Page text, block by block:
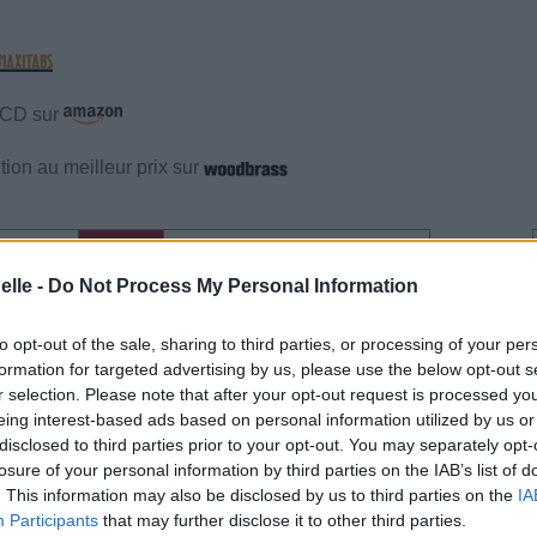
- Do Not Process My Personal Information
opt-out of the sale, sharing to third parties, or processing of your
for targeted advertising by us, please use the below opt-out
selection. Please note that after your opt-out request is processed
interest-based ads based on personal information utilized by us
to third parties prior to your opt-out. You may separately
of your personal information by third parties on the IAB’s list of
This information may also be disclosed by us to third parties on the
Participants that may further disclose it to other third parties.
sur
au meilleur prix sur
Photos Corrections & commentaires
cette traduction Corriger une erreur